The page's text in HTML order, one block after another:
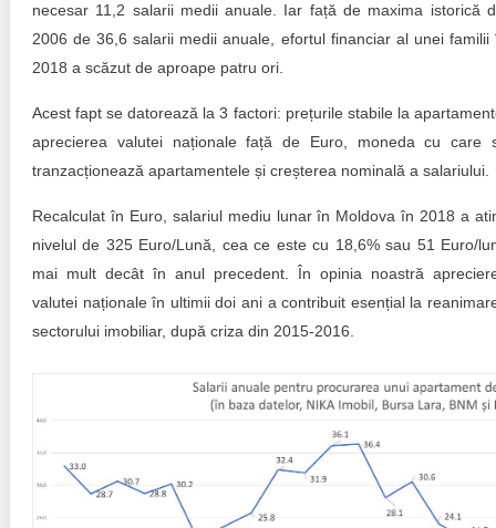
necesar 11,2 salarii medii anuale. Iar față de maxima istorică
2006 de 36,6 salarii medii anuale, efortul financiar al unei familii
2018 a scăzut de aproape patru ori.
Acest fapt se datorează la 3 factori: prețurile stabile la
aprecierea valutei naționale față de Euro, moneda cu care
tranzacționează apartamentele și creșterea nominală a salariului.
Recalculat în Euro, salariul mediu lunar în Moldova în 2018 a
nivelul de 325 Euro/Lună, cea ce este cu 18,6% sau 51 Euro/
mai mult decât în anul precedent. În opinia noastră
valutei naționale în ultimii doi ani a contribuit esențial la
sectorului imobiliar, după criza din 2015-2016.